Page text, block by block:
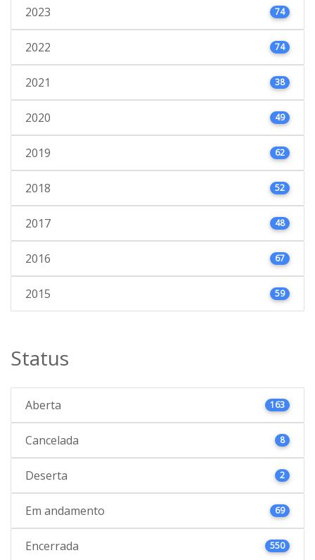
2023 74
2022 74
2021 38
2020 49
2019 62
2018 52
2017 48
2016 67
2015 59
Status
Aberta 163
Cancelada 8
Deserta 2
Em andamento 69
Encerrada 550